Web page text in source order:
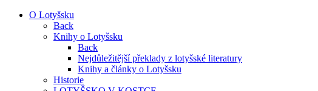
O Lotyšsku
Back
Knihy o Lotyšsku
Back
Nejdůležitější překlady z lotyšské literatury
Knihy a články o Lotyšsku
Historie